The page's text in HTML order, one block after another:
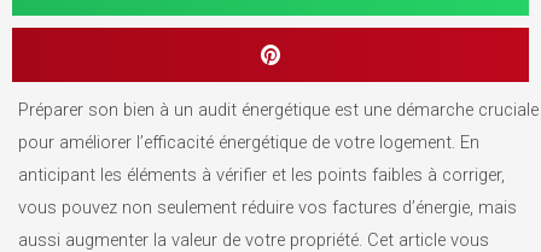
Préparer son bien à un audit énergétique est une démarche cruciale
pour améliorer l’efficacité énergétique de votre logement. En
anticipant les éléments à vérifier et les points faibles à corriger,
vous pouvez non seulement réduire vos factures d’énergie, mais
aussi augmenter la valeur de votre propriété. Cet article vous